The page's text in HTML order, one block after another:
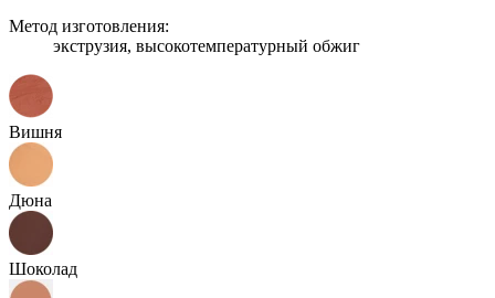
Метод изготовления:
экструзия, высокотемпературный обжиг
Вишня
Дюна
Шоколад